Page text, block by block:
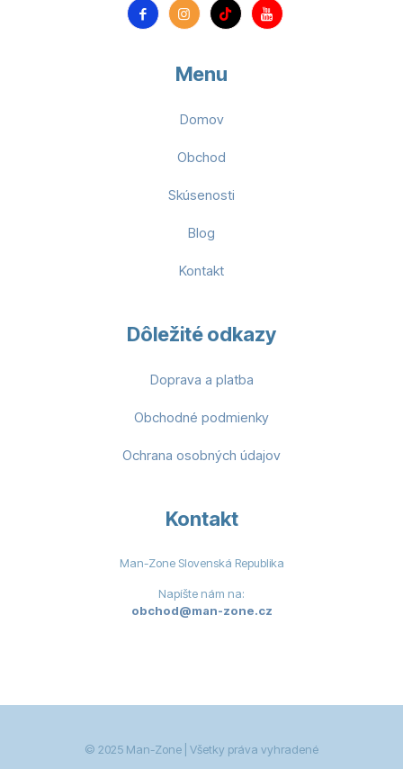
Menu
Domov
Obchod
Skúsenosti
Blog
Kontakt
Dôležité odkazy
Doprava a platba
Obchodné podmienky
Ochrana osobných údajov
Kontakt
Man-Zone Slovenská Republika
Napíšte nám na:
obchod@man-zone.cz
© 2025 Man-Zone | Všetky práva vyhradené